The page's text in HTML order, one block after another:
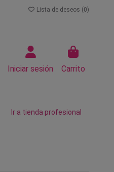
Lista de deseos (0)
Iniciar sesión Carrito
Ir a tienda profesional